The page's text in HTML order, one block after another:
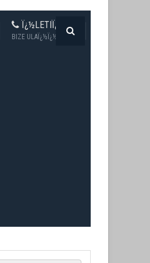
Ï¿½LETIÏ¿½IM
BIZE ULAÏ¿½Ï¿½N